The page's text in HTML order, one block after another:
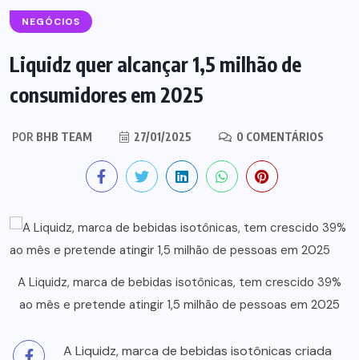
NEGÓCIOS
Liquidz quer alcançar 1,5 milhão de
consumidores em 2025
POR BHB TEAM 27/01/2025 0 COMENTÁRIOS
A Liquidz, marca de bebidas isotônicas, tem crescido 39%
ao mês e pretende atingir 1,5 milhão de pessoas em 2025
A Liquidz, marca de bebidas isotônicas criada